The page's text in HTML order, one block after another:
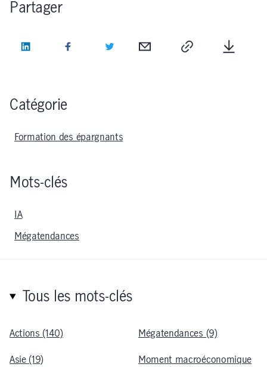
Partager
LinkedIn Facebook Twitter Courriel
Catégorie
Formation des épargnants
Mots-clés
IA
Mégatendances
Tous les mots-clés
Actions (140)
Asie (19)
Mégatendances (9)
Moment macroéconomique